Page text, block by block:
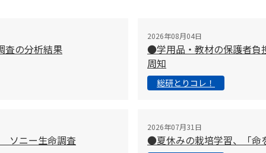
査の分析結果
2026年08月04日
●学用品・教材の保護者負
周知
総研とりコレ！
ソニー生命調査
2026年07月31日
●夏休みの栽培学習、「命